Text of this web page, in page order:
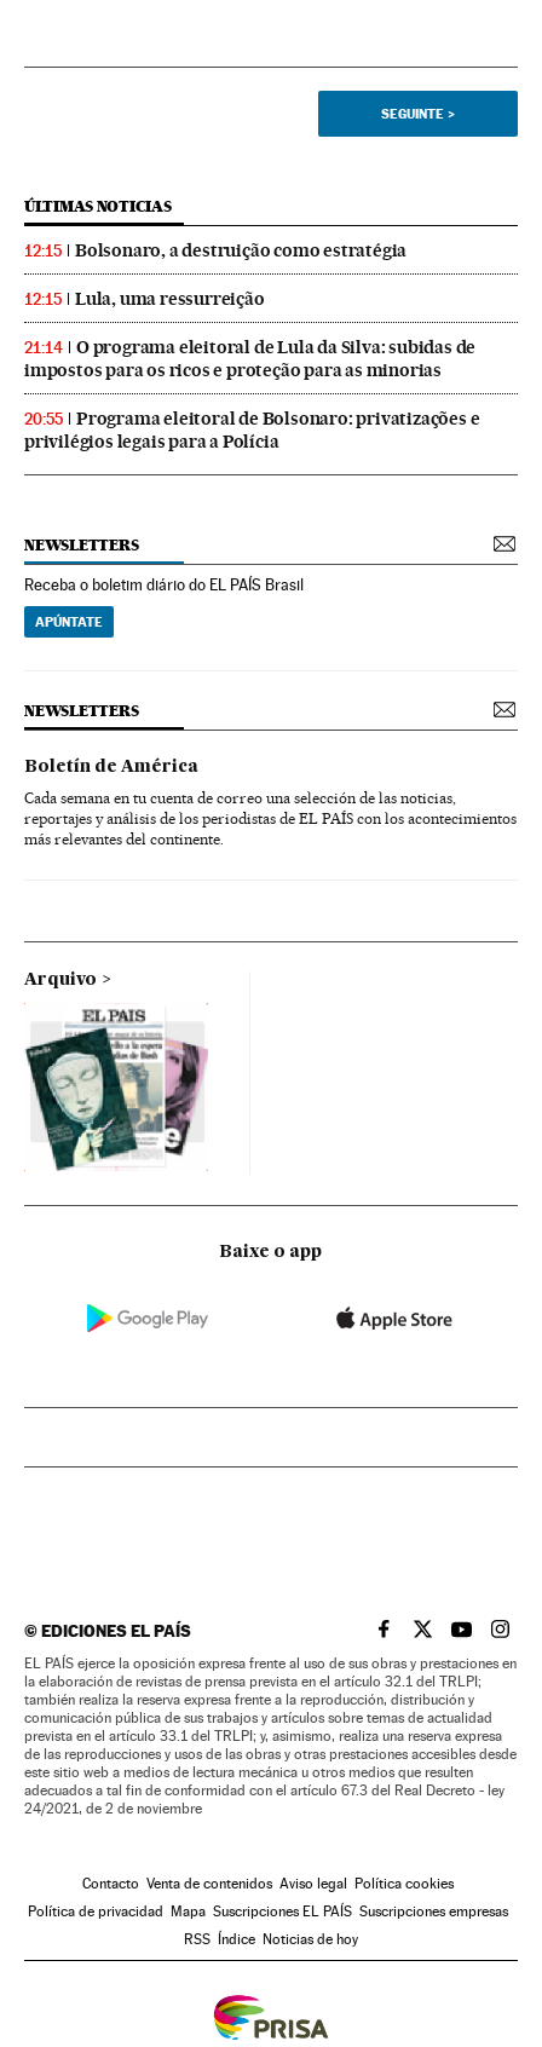
SEGUINTE >
ÚLTIMAS NOTICIAS
12:15 Bolsonaro, a destruição como estratégia
12:15 Lula, uma ressurreição
21:14
O programa eleitoral de Lula da Silva: subidas de
impostos para os ricos e proteção para as minorias
20:55
Programa eleitoral de Bolsonaro: privatizações e
privilégios legais para a Polícia
NEWSLETTERS
Receba o boletim diário do EL PAÍS Brasil
APÚNTATE
NEWSLETTERS
Boletín de América
Cada semana en tu cuenta de correo una selección de las noticias,
reportajes y análisis de los periodistas de EL PAÍS con los acontecimientos
más relevantes del continente.
Arquivo
Baixe o app
©EDICIONES EL PAÍS EL PAÍS BRASIL EN
EL PAÍSEL PAÍS
EL
EL PAÍS ejerce la oposición expresa frente al uso de sus obras y prestaciones en
la elaboración de revistas de prensa prevista en el artículo 32.1 del TRLPI;
también realiza la reserva expresa frente a la reproducción, distribución y
comunicación pública de sus trabajos y artículos sobre temas de actualidad
prevista en el artículo 33.1 del TRLPI; y, asimismo, realiza una reserva expresa
de las reproducciones y usos de las obras y otras prestaciones accesibles desde
este sitio web a medios de lectura mecánica u otros medios que resulten
adecuados a tal fin de conformidad con el artículo 67.3 del Real Decreto - ley
24/2021, de 2 de noviembre
Contacto Venta de contenidos Aviso legal
Política cookies
Política de privacidad
Mapa Suscripciones EL PAÍS Suscripciones empresas
RSS
Índice Noticias de hoy